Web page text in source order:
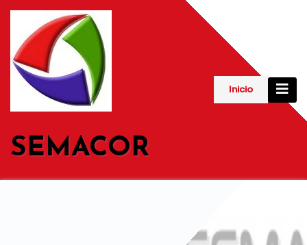
Saltar
contenido
SEMACOR
Inicio